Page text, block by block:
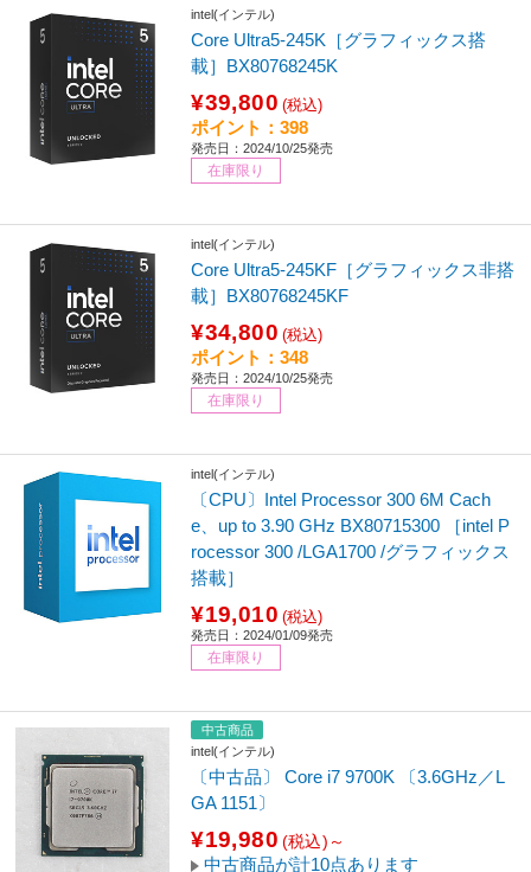
intel(インテル)
Core Ultra5-245K［グラフィックス搭
載］BX80768245K
¥39,800 (税込)
ポイント：398
発売日：2024/10/25発売
在庫限り
intel(インテル)
Core Ultra5-245KF［グラフィックス非搭
載］BX80768245KF
¥34,800 (税込)
ポイント：348
発売日：2024/10/25発売
在庫限り
intel(インテル)
〔CPU〕Intel Processor 300 6M Cach
e、up to 3.90 GHz BX80715300 ［intel P
rocessor 300 /LGA1700 /グラフィックス
搭載］
¥19,010 (税込)
発売日：2024/01/09発売
在庫限り
中古商品
intel(インテル)
〔中古品〕 Core i7 9700K 〔3.6GHz／L
GA 1151〕
¥19,980 (税込)～
中古商品が計10点あります